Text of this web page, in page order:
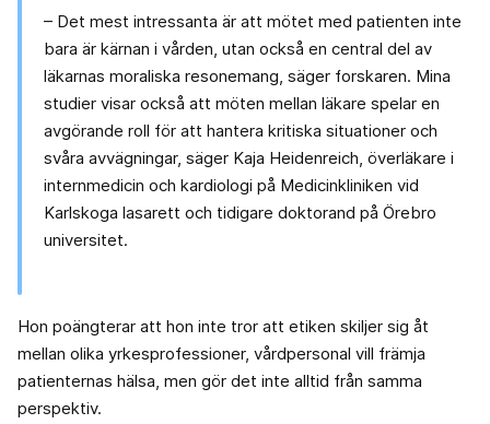
– Det mest intressanta är att mötet med patienten inte
bara är kärnan i vården, utan också en central del av
läkarnas moraliska resonemang, säger forskaren. Mina
studier visar också att möten mellan läkare spelar en
avgörande roll för att hantera kritiska situationer och
svåra avvägningar, säger Kaja Heidenreich, överläkare i
internmedicin och kardiologi på Medicinkliniken vid
Karlskoga lasarett och tidigare doktorand på Örebro
universitet.
Hon poängterar att hon inte tror att etiken skiljer sig åt
mellan olika yrkesprofessioner, vårdpersonal vill främja
patienternas hälsa, men gör det inte alltid från samma
perspektiv.